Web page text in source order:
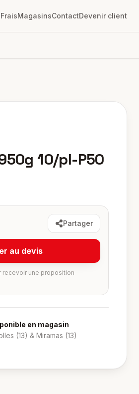
FraisMagasinsContactDevenir client
10/pl-P50
Partager
au devis
recevoir une proposition
en magasin
(13) & Miramas (13)